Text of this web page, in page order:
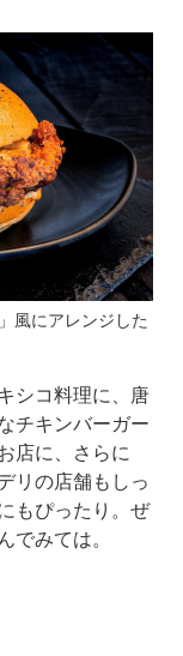
風にアレンジした
シコ料理に、唐
チキンバーガー
店に、さらに
リの店舗もしっ
もぴったり。ぜ
でみては。